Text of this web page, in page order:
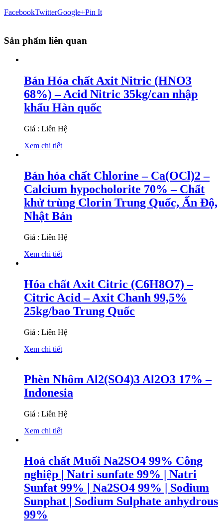
FacebookTwitterGoogle+Pin It
Sản phẩm liên quan
Bán Hóa chất Axit Nitric (HNO3
68%) – Acid Nitric 35kg/can nhập
khẩu Hàn quốc
Giá : Liên Hệ
Xem chi tiết
Bán hóa chất Chlorine – Ca(OCl)2 –
Calcium hypocholorite 70% – Chất
khử trùng Clorin Trung Quốc, Ấn Độ,
Nhật Bản
Giá : Liên Hệ
Xem chi tiết
Hóa chất Axit Citric (C6H8O7) –
Citric Acid – Axit Chanh 99,5%
25kg/bao Trung Quốc
Giá : Liên Hệ
Xem chi tiết
Phèn Nhôm Al2(SO4)3 Al2O3 17% –
Indonesia
Giá : Liên Hệ
Xem chi tiết
Hoá chất Muối Na2SO4 99% Công
nghiệp | Natri sunfate 99% | Natri
Sunfat 99% | Na2SO4 99% | Sodium
Sunphat | Sodium Sulphate anhydrous
99%